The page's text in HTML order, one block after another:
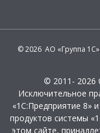
© 2026 АО «Группа
© 2011-
Исключительное
«1С:Предприятие 8»
продуктов системы
этом сайте,